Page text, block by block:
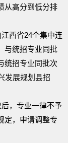
从高分到低分排
西省24个集中连
与统招专业同批
统招专业同批次
发展规划县招
，专业一律不予
定，申请调整专